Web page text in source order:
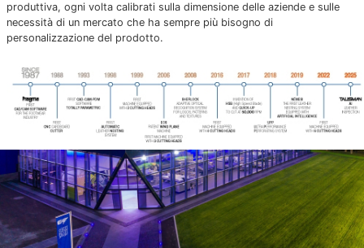
produttiva, ogni volta calibrati sulla dimensione delle aziende e sulle
necessità di un mercato che ha sempre più bisogno di
personalizzazione del prodotto.